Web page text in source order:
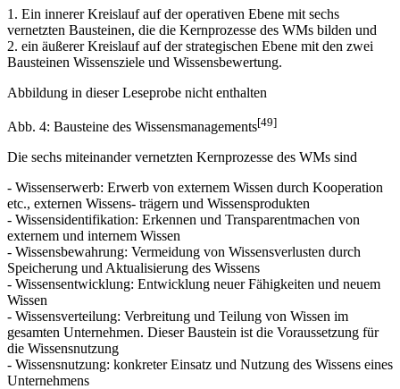
1. Ein innerer Kreislauf auf der operativen Ebene mit sechs
vernetzten Bausteinen, die die Kernprozesse des WMs bilden und
2. ein äußerer Kreislauf auf der strategischen Ebene mit den zwei
Bausteinen Wissensziele und Wissensbewertung.
Abbildung in dieser Leseprobe nicht enthalten
Abb. 4: Bausteine des Wissensmanagements[49]
Die sechs miteinander vernetzten Kernprozesse des WMs sind
- Wissenserwerb: Erwerb von externem Wissen durch Kooperation
etc., externen Wissens- trägern und Wissensprodukten
- Wissensidentifikation: Erkennen und Transparentmachen von
externem und internem Wissen
- Wissensbewahrung: Vermeidung von Wissensverlusten durch
Speicherung und Aktualisierung des Wissens
- Wissensentwicklung: Entwicklung neuer Fähigkeiten und neuem
Wissen
- Wissensverteilung: Verbreitung und Teilung von Wissen im
gesamten Unternehmen. Dieser Baustein ist die Voraussetzung für
die Wissensnutzung
- Wissensnutzung: konkreter Einsatz und Nutzung des Wissens eines
Unternehmens